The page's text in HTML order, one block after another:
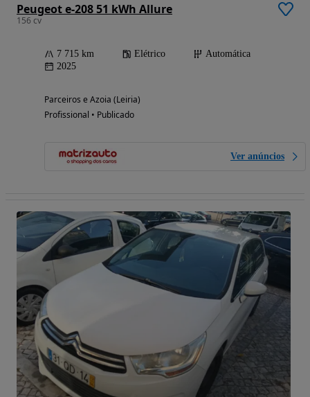
Peugeot e-208 51 kWh Allure
156 cv
7 715 km Elétrico
Automática
2025
Parceiros e Azoia (Leiria)
Profissional • Publicado
Ver anúncios